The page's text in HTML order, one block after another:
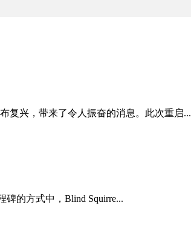
复兴，带来了令人振奋的消息。此次重启...
的方式中，Blind Squirre...